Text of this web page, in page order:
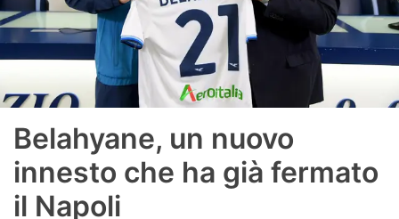
Belahyane, un nuovo
innesto che ha già fermato
il Napoli